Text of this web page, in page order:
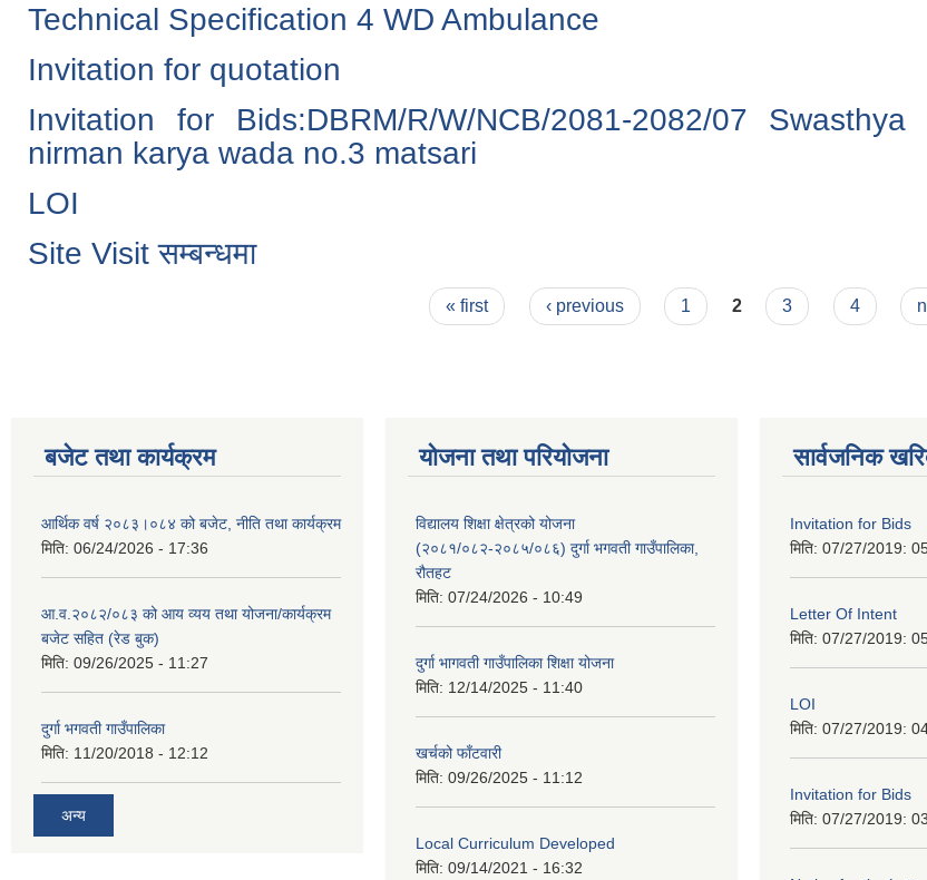
Technical Specification 4 WD Ambulance
Invitation for quotation
Invitation for Bids:DBRM/R/W/NCB/2081-2082/07
nirman karya wada no.3 matsari
LOI
Site Visit सम्बन्धमा
« first ‹ previous 1 2 3 4
बजेट तथा कार्यक्रम
आर्थिक वर्ष २०८३।०८४ को बजेट, नीति तथा कार्यक्रम
मिति: 06/24/2026 - 17:36
आ.व.२०८२/०८३ को आय व्यय तथा योजना/कार्यक्रम
बजेट सहित (रेड बुक)
मिति: 09/26/2025 - 11:27
दुर्गा भगवती गाउँपालिका
मिति: 11/20/2018 - 12:12
अन्य
योजना तथा परियोजना
विद्यालय शिक्षा क्षेत्रको योजना
(२०८१/०८२-२०८५/०८६) दुर्गा भगवती गाउँपालिका,
रौतहट
मिति: 07/24/2026 - 10:49
दुर्गा भागवती गाउँपालिका शिक्षा योजना
मिति: 12/14/2025 - 11:40
खर्चको फाँटवारी
मिति: 09/26/2025 - 11:12
Local Curriculum Developed
मिति: 09/14/2021 - 16:32
सार्वजनिक
Invitation for Bids
मिति: 07/27/2019:
Letter Of Intent
मिति: 07/27/2019:
LOI
मिति: 07/27/2019:
Invitation for Bids
मिति: 07/27/2019: